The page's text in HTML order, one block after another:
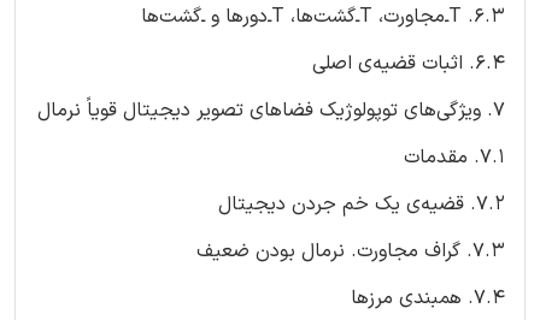
۶.۳. Tـ‌مجاورت، Tـ‌گشت‌ها، Tـ‌دورها و ـ‌گشت‌ها
۶.۴. اثبات قضیه‌ی اصلی
۷. ویژگی‌های توپولوژیک فضاهای تصویر دیجیتال قویاً نرمال
۷.۱. مقدمات
۷.۲. قضیه‌ی یک خم جردن دیجیتال
۷.۳. گراف مجاورت. نرمال بودن ضعیف
۷.۴. همبندی مرزها